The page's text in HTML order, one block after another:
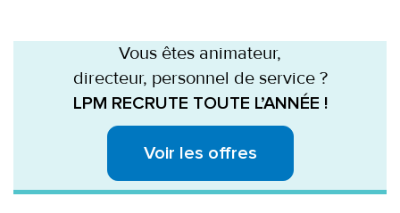
Vous êtes animateur,
directeur, personnel de service ?
LPM RECRUTE TOUTE L’ANNÉE !
Voir les offres